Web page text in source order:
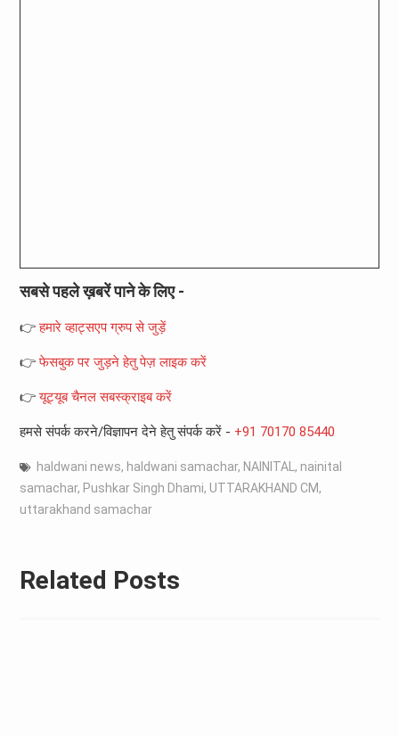
सबसे पहले ख़बरें पाने के लिए -
👉हमारे व्हाट्सएप ग्रुप से जुड़ें
👉फेसबुक पर जुड़ने हेतु पेज़ लाइक करें
👉यूट्यूब चैनल सबस्क्राइब करें
हमसे संपर्क करने/विज्ञापन देने हेतु संपर्क करें - +91 70170 85440
haldwani news, haldwani samachar, NAINITAL , nainital
samachar, Pushkar Singh Dhami, UTTARAKHAND CM,
uttarakhand samachar
Related Posts